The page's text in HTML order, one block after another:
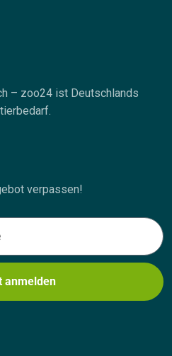
– zoo24 ist Deutschlands
verpassen!
anmelden